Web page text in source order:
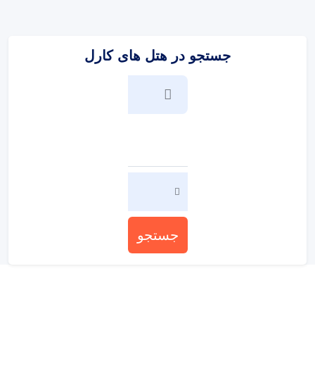
جستجو در هتل های کارل
جستجو